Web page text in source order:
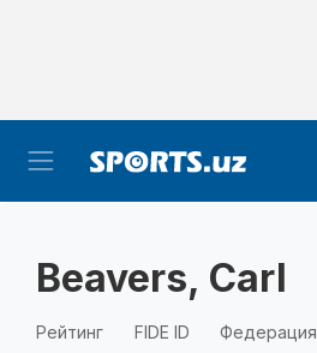
Beavers, Carl
Рейтинг FIDE ID Федерация